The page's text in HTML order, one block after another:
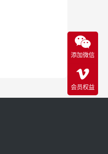
添加微信
会员权益